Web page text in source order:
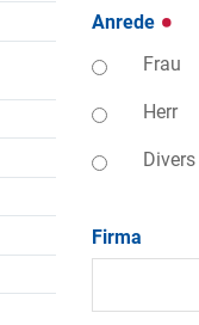
Anrede
Frau
Herr
Divers
Firma